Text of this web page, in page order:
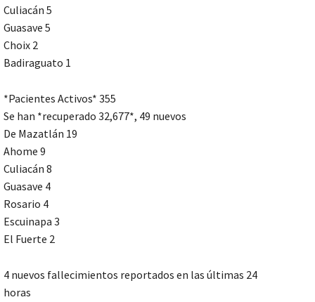
Culiacán 5
Guasave 5
Choix 2
Badiraguato 1
*Pacientes Activos* 355
Se han *recuperado 32,677*, 49 nuevos
De Mazatlán 19
Ahome 9
Culiacán 8
Guasave 4
Rosario 4
Escuinapa 3
El Fuerte 2
4 nuevos fallecimientos reportados en las últimas 24
horas